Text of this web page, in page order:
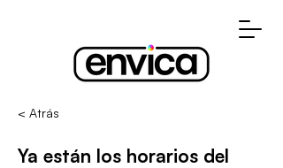
< Atrás
Ya están los horarios del